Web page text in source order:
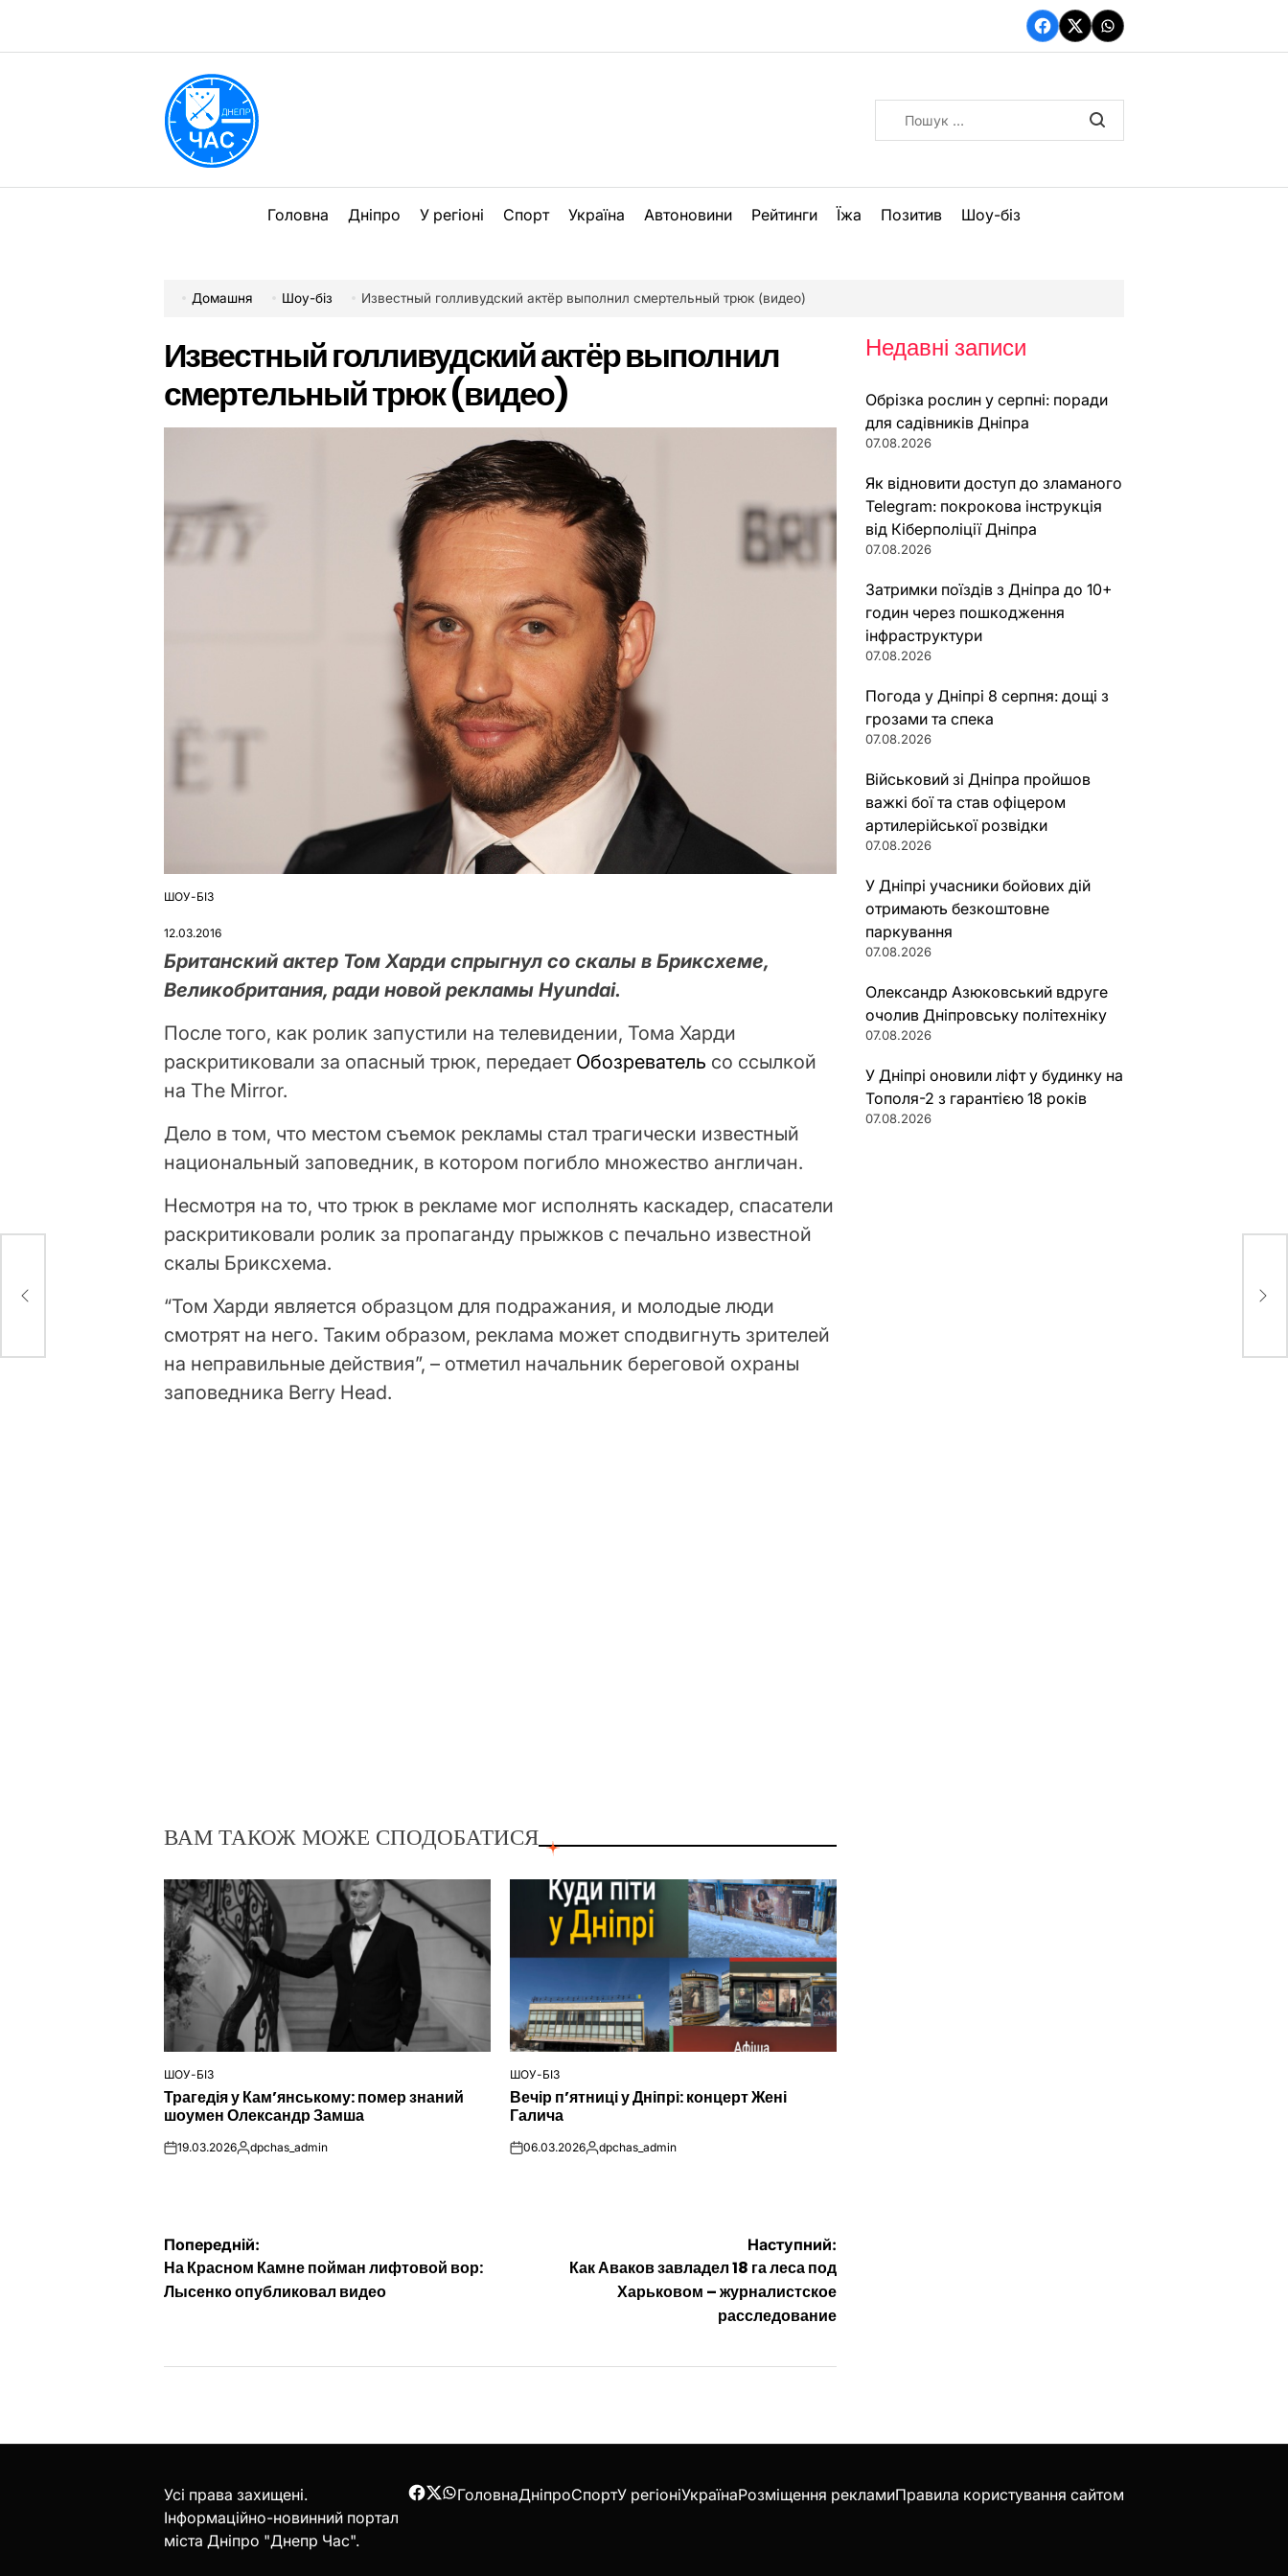
вмісту
Facebook
TwitterWhatsApp
Головна Дніпро У регіоні Спорт Україна Автоновини Рейтинги Їжа Позитив Шоу-біз
Домашня Шоу-біз Известный голливудский актёр выполнил смертельный трюк (видео)
Известный голливудский актёр выполнил
смертельный трюк (видео)
ОПУБЛІКУВАТИ
ШОУ-БІЗ
12.03.2016
Британский актер Том Харди спрыгнул со скалы в Бриксхеме,
Великобритания, ради новой рекламы Hyundai.
После того, как ролик запустили на телевидении, Тома Харди
раскритиковали за опасный трюк, передает Обозреватель со ссылкой
на The Mirror.
Дело в том, что местом съемок рекламы стал трагически известный
национальный заповедник, в котором погибло множество англичан.
Несмотря на то, что трюк в рекламе мог исполнять каскадер, спасатели
раскритиковали ролик за пропаганду прыжков с печально известной
скалы Бриксхема.
“Том Харди является образцом для подражания, и молодые люди
смотрят на него. Таким образом, реклама может сподвигнуть зрителей
на неправильные действия”, – отметил начальник береговой охраны
заповедника Berry Head.
ВАМ ТАКОЖ МОЖЕ СПОДОБАТИСЯ
ОПУБЛІКУВАТИ
ШОУ-БІЗ
Трагедія у Кам’янському: помер знаний
шоумен Олександр Замша
on19.03.2026Опубліковано
dpchas_admin
ОПУБЛІКУВАТИ
У
ШОУ-БІЗ
Вечір п’ятниці у Дніпрі: концерт Жені
Галича
on06.03.2026Опубліковано
dpchas_admin
Навігація
записів
Попередній:
На Красном Камне пойман лифтовой вор:
Лысенко опубликовал видео
Наступний:
Как Аваков завладел 18 га леса под
Харьковом – журналистское
расследование
Недавні записи
Обрізка рослин у серпні: поради
для садівників Дніпра
07.08.2026
Як відновити доступ до зламаного
Telegram: покрокова інструкція
від Кіберполіції Дніпра
07.08.2026
Затримки поїздів з Дніпра до 10+
годин через пошкодження
інфраструктури
07.08.2026
Погода у Дніпрі 8 серпня: дощі з
грозами та спека
07.08.2026
Військовий зі Дніпра пройшов
важкі бої та став офіцером
артилерійської розвідки
07.08.2026
У Дніпрі учасники бойових дій
отримають безкоштовне
паркування
07.08.2026
Олександр Азюковський вдруге
очолив Дніпровську політехніку
07.08.2026
У Дніпрі оновили ліфт у будинку на
Тополя-2 з гарантією 18 років
07.08.2026
Усі права захищені.
Інформаційно-новинний портал
міста Дніпро "Днепр Час".
Facebook
Twitter
WhatsApp
ГоловнаДніпроСпортУ регіоніУкраїнаРозміщення рекламиПравила користування сайтом